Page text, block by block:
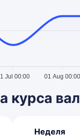
Jul 00:00 01 Aug 00:00
курса
Неделя